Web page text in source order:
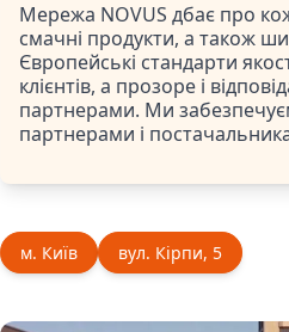
Мережа NOVUS дбає про
смачні продукти, а також
Європейські стандарти
клієнтів, а прозоре і
партнерами. Ми
партнерами і
м. Київ вул. Кірпи, 5